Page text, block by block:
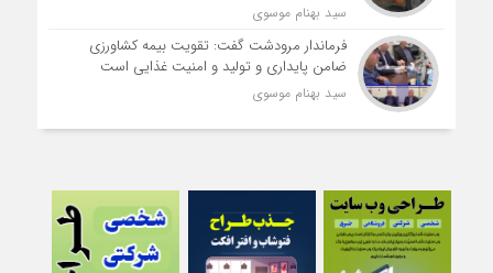
سید بهنام موسوی
فرماندار مرودشت گفت: تقویت بیمه کشاورزی
ضامن پایداری و تولید و امنیت غذایی است
سید بهنام موسوی